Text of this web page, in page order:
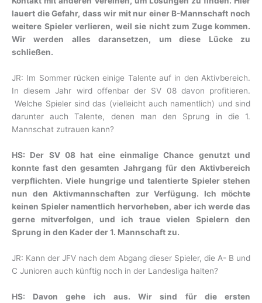
lauert die Gefahr, dass wir mit nur einer B-Mannschaft noch
weitere Spieler verlieren, weil sie nicht zum Zuge kommen.
Wir werden alles daransetzen, um diese Lücke zu
schließen.
JR: Im Sommer rücken einige Talente auf in den Aktivbereich.
In diesem Jahr wird offenbar der SV 08 davon profitieren.
Welche Spieler sind das (vielleicht auch namentlich) und sind
darunter auch Talente, denen man den Sprung in die 1.
Mannschat zutrauen kann?
HS: Der SV 08 hat eine einmalige Chance genutzt und
konnte fast den gesamten Jahrgang für den Aktivbereich
verpflichten. Viele hungrige und talentierte Spieler stehen
nun den Aktivmannschaften zur Verfügung. Ich möchte
keinen Spieler namentlich hervorheben, aber ich werde das
gerne mitverfolgen, und ich traue vielen Spielern den
Sprung in den Kader der 1. Mannschaft zu.
JR: Kann der JFV nach dem Abgang dieser Spieler, die A- B und
C Junioren auch künftig noch in der Landesliga halten?
HS: Davon gehe ich aus. Wir sind für die ersten